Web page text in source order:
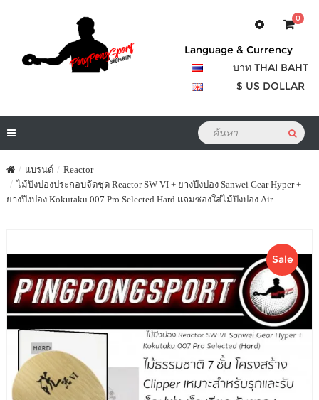
0
Language & Currency
บาท THAI BAHT
$ US DOLLAR
แบรนด์
Reactor
ไม้ปิงปองประกอบจัดชุด Reactor SW-VI + ยางปิงปอง Sanwei Gear Hyper +
ยางปิงปอง Kokutaku 007 Pro Selected Hard แถมซองใส่ไม้ปิงปอง Air
Sale